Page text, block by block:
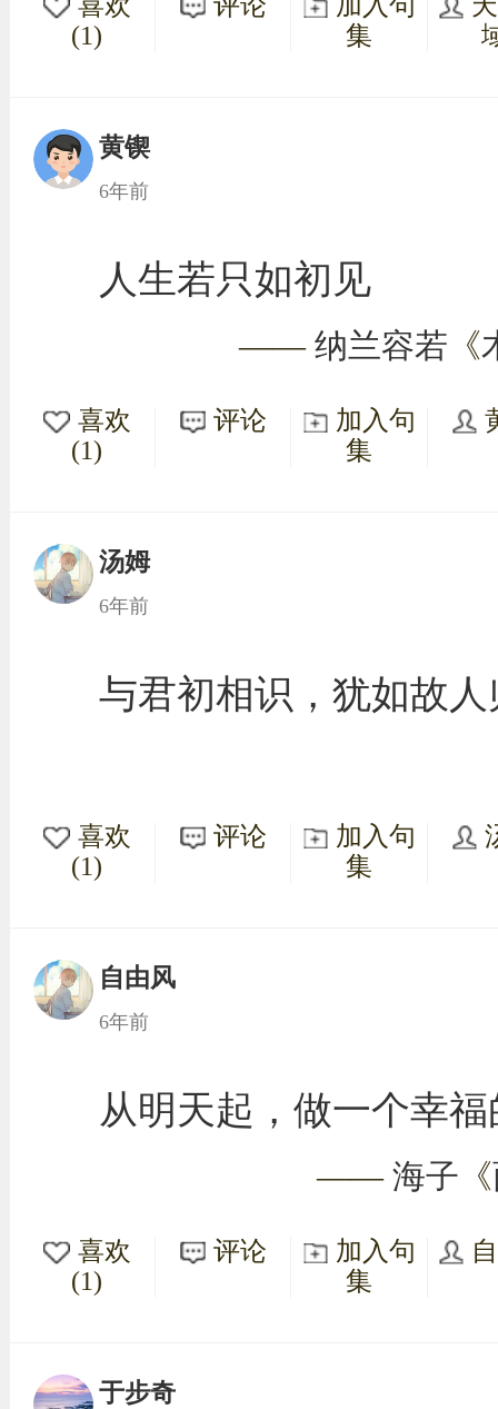
(1)
集
黄锲
6年前
人生若只如初见
—— 纳兰容若 《
喜欢
(1)
评论
加入句
集
汤姆
6年前
与君初相识，犹如故人
喜欢
(1)
评论
加入句
集
自由风
6年前
从明天起，做一个幸
—— 海子 《
喜欢
(1)
评论
加入句
集
于步奇